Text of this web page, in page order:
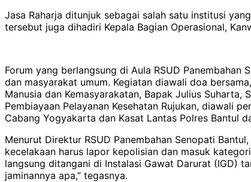
Jasa Raharja ditunjuk sebagai salah satu institusi
tersebut juga dihadiri Kepala Bagian Operasional,
Forum yang berlangsung di Aula RSUD
dan masyarakat umum. Kegiatan diawali doa
Manusia dan Kemasyarakatan, Bapak Julius Suharta,
Pembiayaan Pelayanan Kesehatan Rujukan, diawali
Cabang Yogyakarta dan Kasat Lantas Polres Bantul
Menurut Direktur RSUD Panembahan Senopati
kecelakaan harus lapor kepolisian dan masuk
langsung ditangani di Instalasi Gawat Darurat (IGD)
jaminannya apa,” tegasnya.